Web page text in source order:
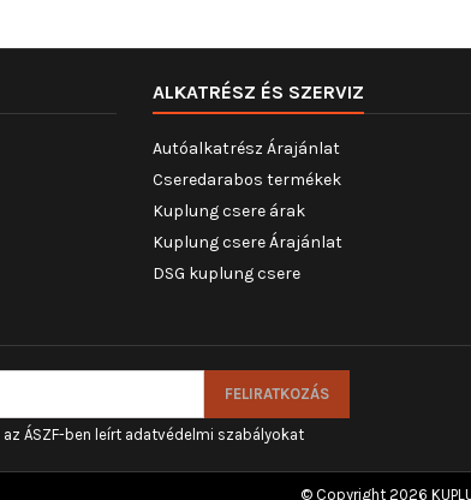
ALKATRÉSZ ÉS SZERVIZ
Autóalkatrész Árajánlat
Cseredarabos termékek
Kuplung csere árak
Kuplung csere Árajánlat
DSG kuplung csere
ÁSZF-ben leírt adatvédelmi szabályokat
© Copyright 2026